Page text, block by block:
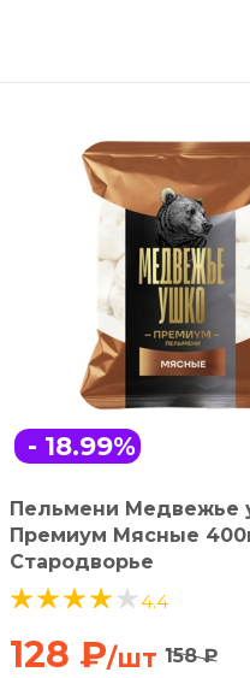
- 18.99%
Пельмени Медвежье
Премиум Мясные
Стародворье
4.4
128 ₽/шт 158₽